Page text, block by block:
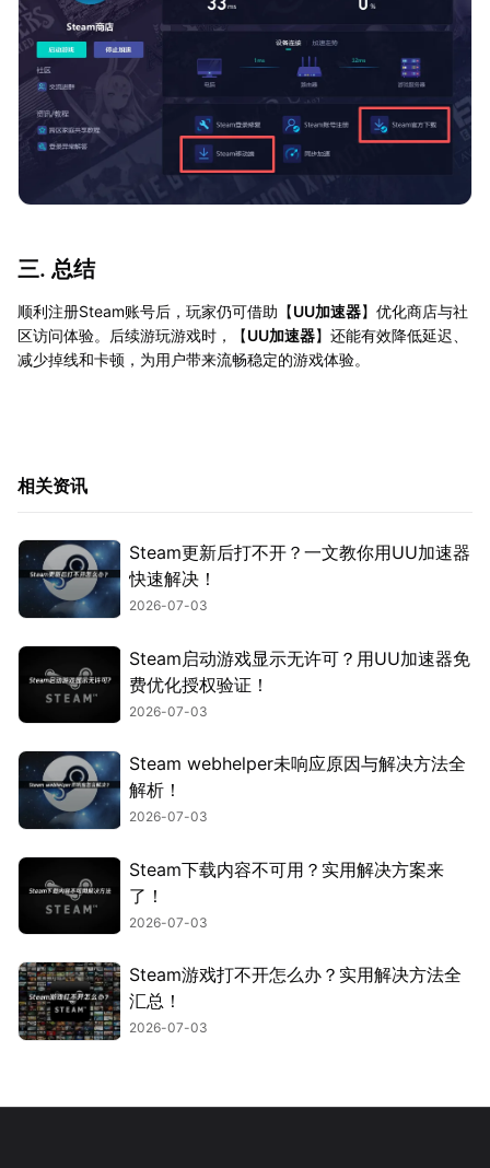
三. 总结
顺利注册Steam账号后，玩家仍可借助【UU加速器】优化商店与社
区访问体验。后续游玩游戏时，【UU加速器】还能有效降低延迟、
减少掉线和卡顿，为用户带来流畅稳定的游戏体验。
相关资讯
Steam更新后打不开？一文教你用UU加速器
快速解决！
2026-07-03
Steam启动游戏显示无许可？用UU加速器免
费优化授权验证！
2026-07-03
Steam webhelper未响应原因与解决方法全
解析！
2026-07-03
Steam下载内容不可用？实用解决方案来
了！
2026-07-03
Steam游戏打不开怎么办？实用解决方法全
汇总！
2026-07-03